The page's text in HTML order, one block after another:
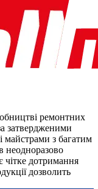
ремонтних
затвердженими
майстрами з багатим
неодноразово
чітке дотримання
дозволить